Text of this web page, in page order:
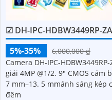
☑ DH-IPC-HDBW3449RP-
5%-35%
6,000,000 ₫
Camera DH-IPC-HDBW3449RP-ZAS-IL là loại camera có độ phân
giải 4MP @1/2. 9" CMOS
7 mm–13. 5 mmánh sáng
đêm